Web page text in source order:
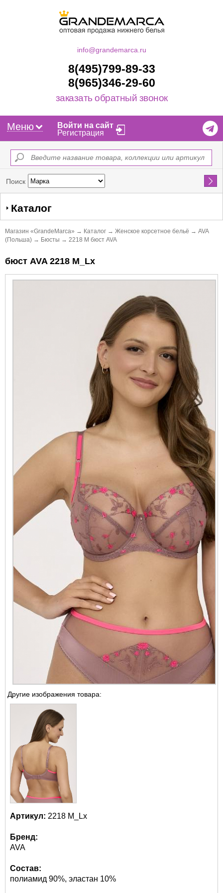
info@grandemarca.ru
8(495)799-89-33
8(965)346-29-60
заказать обратный звонок
Меню
Войти на сайт
Регистрация
Поиск Найти
Каталог
Магазин «GrandeMarca» → Каталог → Женское корсетное бельё → AVA
(Польша) → Бюсты → 2218 M бюст AVA
бюст AVA 2218 M_Lx
Другие изображения товара:
Артикул: 2218 M_Lx
Бренд:
AVA
Состав:
полиамид 90%, эластан 10%